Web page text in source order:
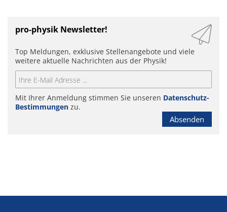
pro-physik Newsletter!
Top Meldungen, exklusive Stellenangebote und viele
weitere aktuelle Nachrichten aus der Physik!
Mit Ihrer Anmeldung stimmen Sie unseren Datenschutz-
Bestimmungen zu.
Absenden